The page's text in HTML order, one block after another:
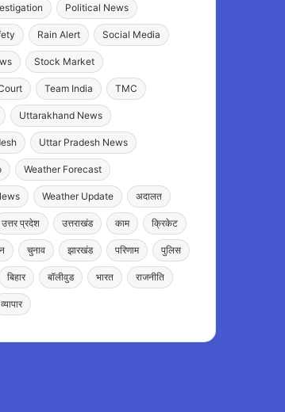
Political News
Rain Alert Social Media
Stock Market
Team India TMC
Uttarakhand News
Uttar Pradesh News
Weather Forecast
Weather Update अदालत
उत्तर प्रदेश उत्तराखंड काम क्रिकेट
चुनाव झारखंड परिणाम पुलिस
बिहार बॉलीवुड भारत राजनीति
व्यापार